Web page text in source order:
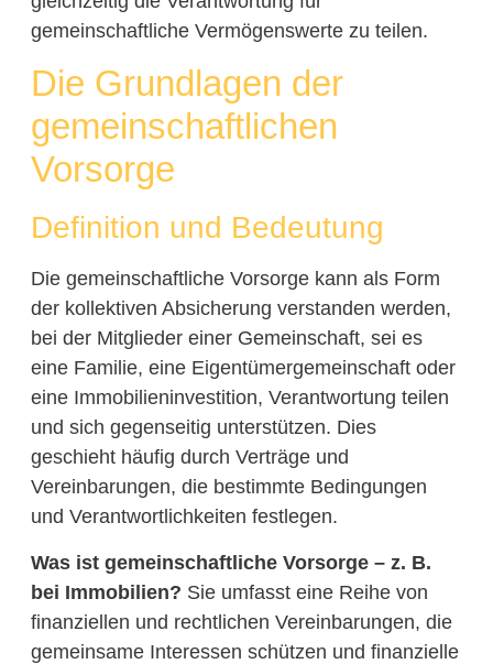
gemeinschaftliche Vermögenswerte zu teilen.
Die Grundlagen der
gemeinschaftlichen
Vorsorge
Definition und Bedeutung
Die gemeinschaftliche Vorsorge kann als Form
der kollektiven Absicherung verstanden werden,
bei der Mitglieder einer Gemeinschaft, sei es
eine Familie, eine Eigentümergemeinschaft oder
eine Immobilieninvestition, Verantwortung teilen
und sich gegenseitig unterstützen. Dies
geschieht häufig durch Verträge und
Vereinbarungen, die bestimmte Bedingungen
und Verantwortlichkeiten festlegen.
Was ist gemeinschaftliche Vorsorge – z. B.
bei Immobilien? Sie umfasst eine Reihe von
finanziellen und rechtlichen Vereinbarungen, die
gemeinsame Interessen schützen und finanzielle